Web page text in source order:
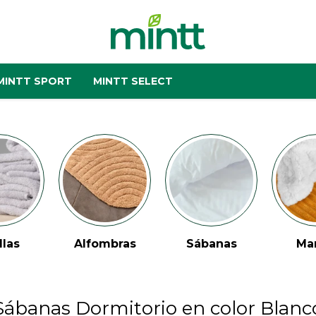
SPORT MINTT SELECT
Alfombras Sábanas
Dormitorio en color